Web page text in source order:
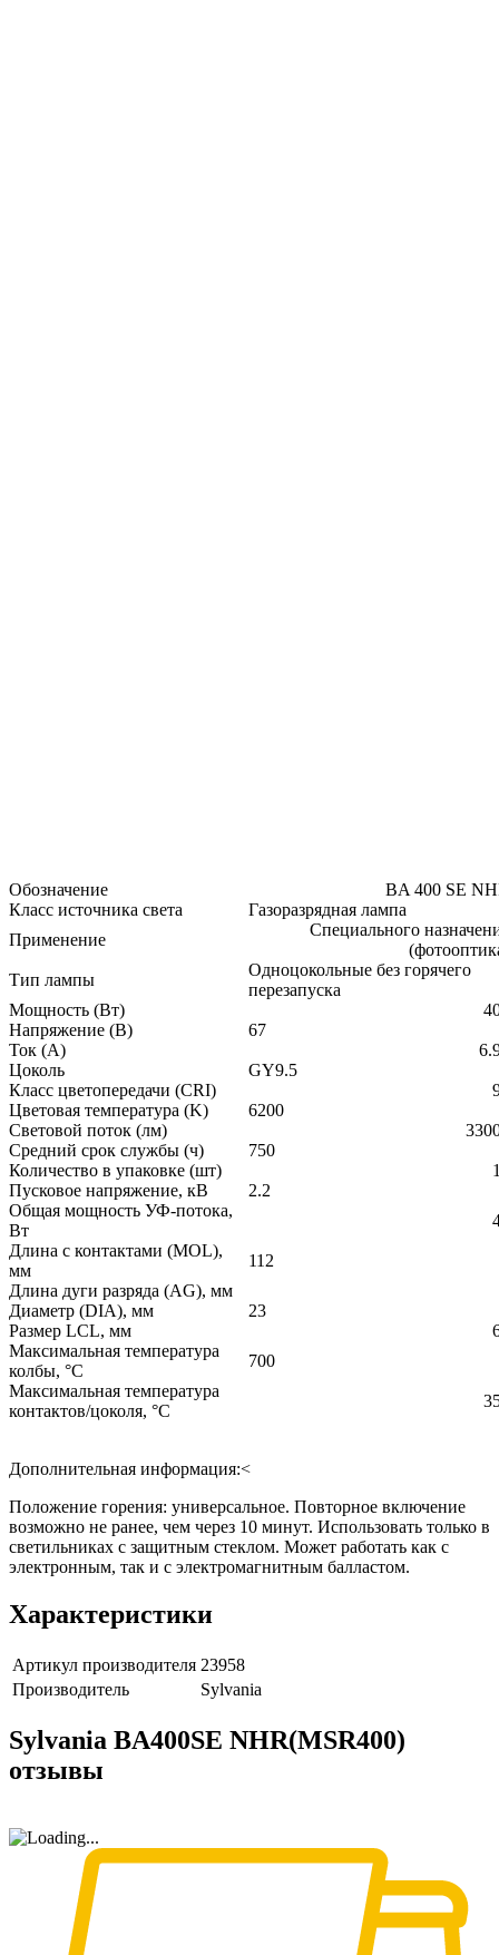
Обозначение
BA 400 SE
Класс источника света
Газоразрядная лампа
Применение
Специального
Тип лампы
Одноцокольные без горячего
перезапуска
Мощность (Вт)
Напряжение (В)
67
Ток (А)
Цоколь
GY9.5
Класс цветопередачи (CRI)
Цветовая температура (K)
6200
Световой поток (лм)
Средний срок службы (ч)
750
Количество в упаковке (шт)
Пусковое напряжение, кВ
2.2
Общая мощность УФ-потока,
Вт
Длина с контактами (MOL),
мм
112
Длина дуги разряда (AG), мм
Диаметр (DIA), мм
23
Размер LCL, мм
Максимальная температура
колбы, °C
700
Максимальная температура
контактов/цоколя, °C
Дополнительная информация:<
Положение горения: универсальное. Повторное включение
возможно не ранее, чем через 10 минут. Использовать только в
светильниках с защитным стеклом. Может работать как с
электронным, так и с электромагнитным балластом.
Характеристики
Артикул производителя 23958
Производитель
Sylvania
Sylvania BA400SE NHR(MSR400)
отзывы